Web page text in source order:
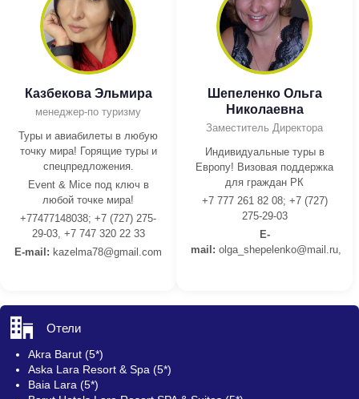
Казбекова Эльмира
менеджер-по туризму
Туры и авиабилеты в любую
точку мира! Горящие туры и
спецпредложения.
Event & Mice под ключ в
любой точке мира!
+77477148038; +7 (727) 275-
29-03, +7 747 320 22 33
E-mail: kazelma78@gmail.com
Шепеленко Ольга
Николаевна
Заместитель Директора
Индивидуальные туры в
Европу! Визовая поддержка
для граждан РК
+7 777 261 82 08; +7 (727)
275-29-03
E-
mail: olga_shepelenko@mail.ru,
Отели
Akra Barut (5*)
Aska Lara Resort & Spa (5*)
Baia Lara (5*)